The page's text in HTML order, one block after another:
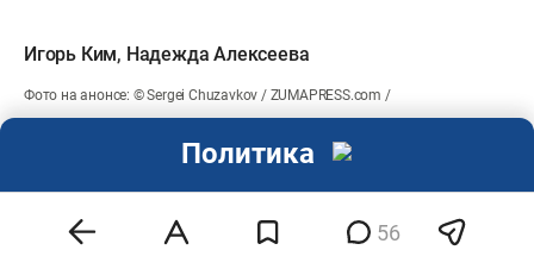
Игорь Ким, Надежда Алексеева
Фото на анонсе: © Sergei Chuzavkov / ZUMAPRESS.com /
www.globallookpress.com
56
Политика